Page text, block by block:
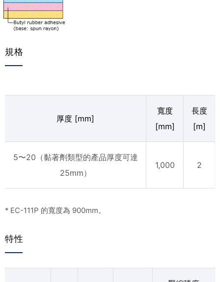
規格
厚度 [mm]
寬度
[mm]
長度
[m]
5〜20（黏著劑類型的產品厚度可達
25mm）
1,000 2
* EC-111P 的寬度為 900mm。
特性